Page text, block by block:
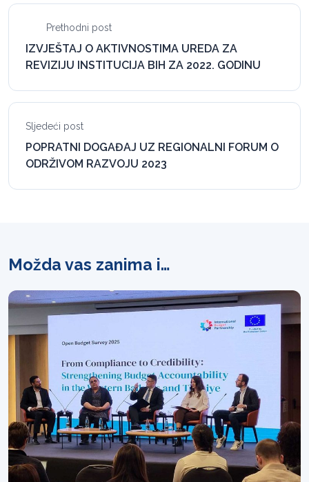
Prethodni post
IZVJEŠTAJ O AKTIVNOSTIMA UREDA ZA
REVIZIJU INSTITUCIJA BIH ZA 2022. GODINU
Sljedeći post
POPRATNI DOGAĐAJ UZ REGIONALNI FORUM O
ODRŽIVOM RAZVOJU 2023
Možda vas zanima i…